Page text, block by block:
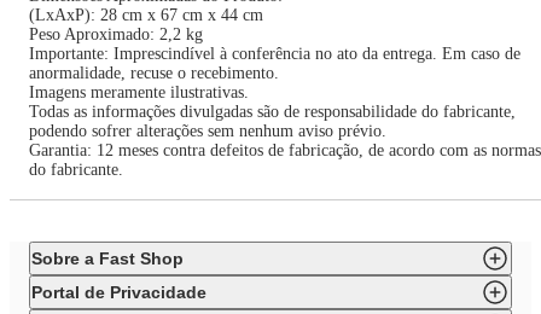
(LxAxP): 28 cm x 67 cm x 44 cm
Peso Aproximado: 2,2 kg
Importante: Imprescindível à conferência no ato da entrega. Em caso de
anormalidade, recuse o recebimento.
Imagens meramente ilustrativas.
Todas as informações divulgadas são de responsabilidade do fabricante,
podendo sofrer alterações sem nenhum aviso prévio.
Garantia: 12 meses contra defeitos de fabricação, de acordo com as normas
do fabricante.
Sobre a Fast Shop
Portal de Privacidade